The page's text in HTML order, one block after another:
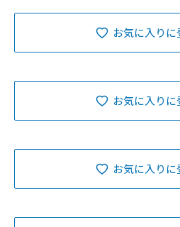
お気に入りに
お気に入りに
お気に入りに